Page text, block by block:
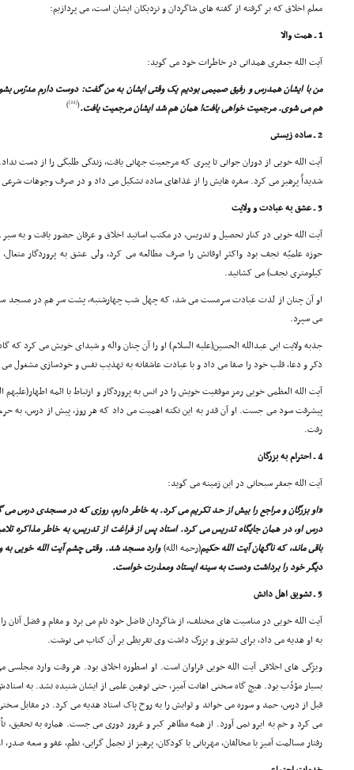
معلم اخلاق که بر گرفته از گفته هاى شاگردان و نزدیکان ایشان است، مى پردازیم:
1 ـ همت والا
آیت الله جعفرى همدانى در خاطرات خود مى گوید:
من با ایشان همدرس و رفیق صمیمى بودیم یک وقتى ایشان به من گفت: دوست دارم مدرّس بشوم،
هم مى شوى. مرجعیت خواهى یافت! همان هم شد ایشان مرجعیت یافت.(
[24]
)
2 ـ ساده زیستى
آیت الله خویى از دوران جوانى تا پیرى که مرجعیت جهانى یافت، زندگى طلبگى را از دست
شدیداً پرهیز مى کرد. سفره هایش را از غذاهاى ساده تشکیل مى داد و در صرف وجوهات شرعى
3 ـ عشق به عبادت و ولایت
آیت الله خویى در کنار تحصیل و تدریس، در مکتب اساتید اخلاق و عرفان حضور یافت و به
حوزه علمیّه نجف بود واکثر اوقاتش را صرف مطالعه مى کرد، ولى عشق به پروردگار
کیلومترى نجف) مى کشانید.
او آن چنان از لذت عبادت سرمست مى شد، که چهل شب چهارشنبه، پشت سر هم در مسجد
مى سپرد.
جذبه ولایت ابى عبدالله الحسین(علیه السلام) او را آن چنان واله و شیداى خویش مى کرد
ذکر و دعا، قلب خود را صفا مى داد و با عبادت عاشقانه به تهذیب نفس و خودسازى مشغول
آیت الله العظمى خویى رمز موفقیت خویش را در انس به پروردگار و ارتباط با ائمه
پیشرفت سود مى جست. او آن قدر به این نکته اهمیت مى داد که هر روز، پیش از درس، به
رفت.
4 ـ احترام به بزرگان
آیت الله جعفر سبحانى در این زمینه مى گوید:
«او بزرگان و مراجع را بیش از حد تکریم مى کرد. به خاطر دارم، روزى که در مسجدى
درس او، در همان جایگاه تدریس مى کرد. استاد پس از فراغت از تدریس، به خاطر مذاکره
باقى ماند، که ناگهان آیت الله حکیم(رحمه الله)وارد مسجد شد. وقتى چشم آیت الله خویى به
دیگر خود را برداشت ودست به سینه ایستاد ومعذرت خواست.
5 ـ تشویق اهل دانش
آیت الله خویى در مناسبت هاى مختلف، از شاگردان فاضل خود نام مى برد و مقام و فضل آنان
به او هدیه مى داد، براى تشویق و بزرگ داشت وى تقریظى بر آن کتاب مى نوشت.
ویژگى هاى اخلاقى آیت الله خویى فراوان است. او اسطوره اخلاق بود. هر وقت وارد
بسیار مؤدّب بود. هیچ گاه سخنى اهانت آمیز، حتى توهین علمى از ایشان شنیده نشد. به
قبل از درس، حمد و سوره مى خواند و ثوابش را به روح پاک استاد هدیه مى کرد. در مقابل
مى کرد و خم به ابرو نمى آورد. از همه مظاهر کبر و غرور دورى مى جست. هماره به تحقیق،
رفتار مسالمت آمیز با مخالفان، مهربانى با کودکان، پرهیز از تجمل گرایى، نظم، عفو و سعه